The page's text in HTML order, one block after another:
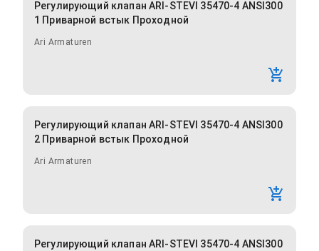
Регулирующий клапан ARI-STEVI 35470-4 ANSI300
1 Приварной встык Проходной
Ari Armaturen
Регулирующий клапан ARI-STEVI 35470-4 ANSI300
2 Приварной встык Проходной
Ari Armaturen
Регулирующий клапан ARI-STEVI 35470-4 ANSI300